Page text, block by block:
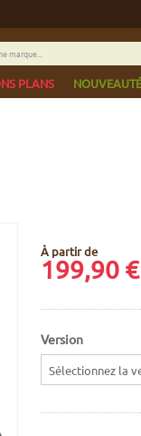
PLANS
À partir de
199,90€
Version
Sélectionnez la